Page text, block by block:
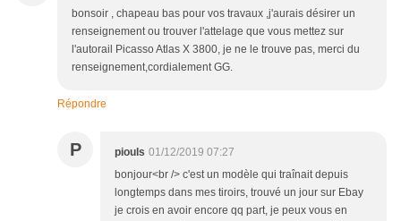
bonsoir , chapeau bas pour vos travaux ,j'aurais désirer un
renseignement ou trouver l'attelage que vous mettez sur
l'autorail Picasso Atlas X 3800, je ne le trouve pas, merci du
renseignement,cordialement GG.
Répondre
P piouls 01/12/2019 07:27
bonjour<br /> c'est un modèle qui traînait depuis
longtemps dans mes tiroirs, trouvé un jour sur Ebay
je crois en avoir encore qq part, je peux vous en